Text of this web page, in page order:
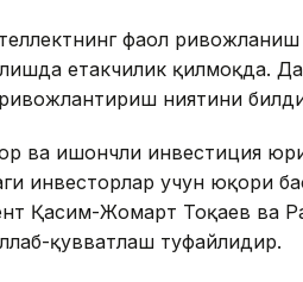
фаол
етакчилик қилмоқда.
ниятини
ва ишончли инвестиция
инвесторлар учун юқори
Қасим-Жомарт Тоқаев ва
қувватлаш туфайлидир.